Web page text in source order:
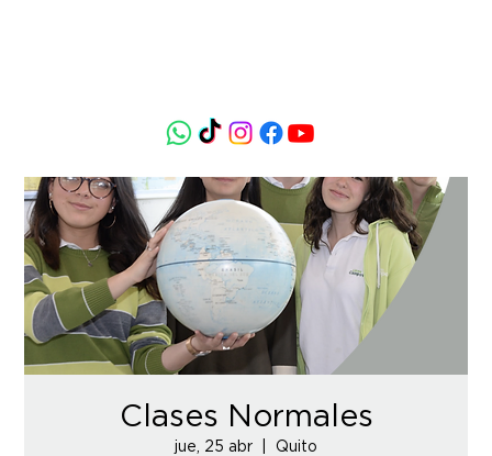
Clases Normales
jue, 25 abr Quito